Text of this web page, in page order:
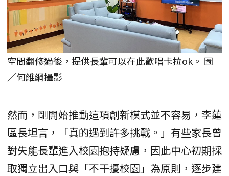
空間翻修過後，提供長輩可以在此歡唱卡拉ok。 圖
／何維綱攝影
然而，剛開始推動這項創新模式並不容易，李蓮
區長坦言，「真的遇到許多挑戰。」有些家長曾
對失能長輩進入校園抱持疑慮，因此中心初期採
取獨立出入口與「不干擾校園」為原則，逐步建